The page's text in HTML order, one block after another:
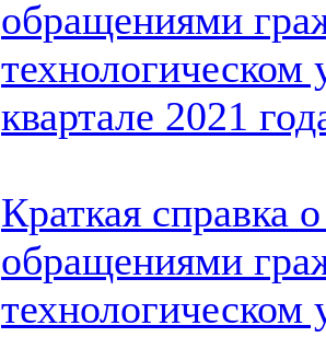
обращениями
технологическом
квартале 2021
Краткая справка
обращениями
технологическом